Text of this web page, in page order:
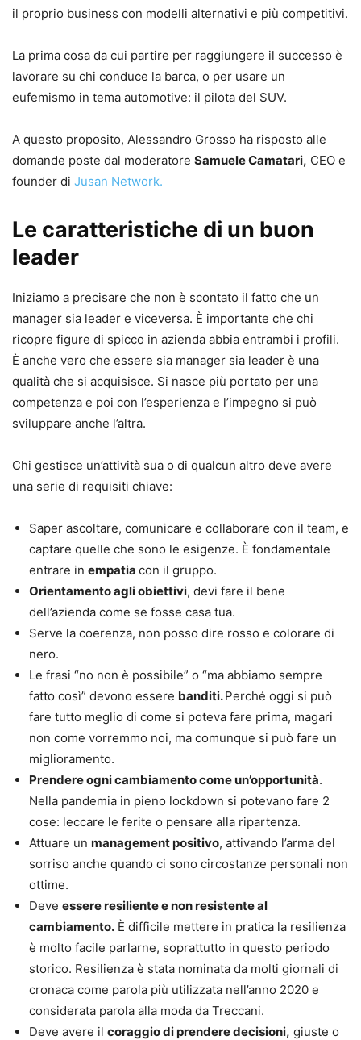
il proprio business con modelli alternativi e più competitivi.
La prima cosa da cui partire per raggiungere il successo è
lavorare su chi conduce la barca, o per usare un
eufemismo in tema automotive: il pilota del SUV.
A questo proposito, Alessandro Grosso ha risposto alle
domande poste dal moderatore Samuele Camatari, CEO e
founder di Jusan Network.
Le caratteristiche di un buon
leader
Iniziamo a precisare che non è scontato il fatto che un
manager sia leader e viceversa. È importante che chi
ricopre figure di spicco in azienda abbia entrambi i profili.
È anche vero che essere sia manager sia leader è una
qualità che si acquisisce. Si nasce più portato per una
competenza e poi con l’esperienza e l’impegno si può
sviluppare anche l’altra.
Chi gestisce un’attività sua o di qualcun altro deve avere
una serie di requisiti chiave:
Saper ascoltare, comunicare e collaborare con il team, e
captare quelle che sono le esigenze. È fondamentale
entrare in empatia con il gruppo.
Orientamento agli obiettivi, devi fare il bene
dell’azienda come se fosse casa tua.
Serve la coerenza, non posso dire rosso e colorare di
nero.
Le frasi “no non è possibile” o “ma abbiamo sempre
fatto così” devono essere banditi.Perché oggi si può
fare tutto meglio di come si poteva fare prima, magari
non come vorremmo noi, ma comunque si può fare un
miglioramento.
Prendere ogni cambiamento come un’opportunità.
Nella pandemia in pieno lockdown si potevano fare 2
cose: leccare le ferite o pensare alla ripartenza.
Attuare un management positivo, attivando l’arma del
sorriso anche quando ci sono circostanze personali non
ottime.
Deve essere resiliente e non resistente al
cambiamento. È difficile mettere in pratica la resilienza
è molto facile parlarne, soprattutto in questo periodo
storico. Resilienza è stata nominata da molti giornali di
cronaca come parola più utilizzata nell’anno 2020 e
considerata parola alla moda da Treccani.
Deve avere il coraggio di prendere decisioni, giuste o